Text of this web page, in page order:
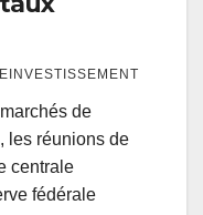
de
les réunions de
centrale
fédérale